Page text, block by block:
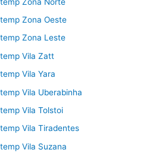
Zona Oeste
Zona Leste
Vila Zatt
Vila Yara
Vila Uberabinha
Vila Tolstoi
Vila Tiradentes
Vila Suzana